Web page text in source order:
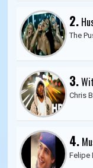
2.
The
3.
Chris
4.
Felipe